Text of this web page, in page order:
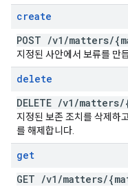
create
POST /v1 /matters/
지정된 사안에서 보류를 만
delete
DELETE /v1 /matters/
지정된 보존 조치를 삭제하
를 해제합니다.
get
GET /v1 /matters/